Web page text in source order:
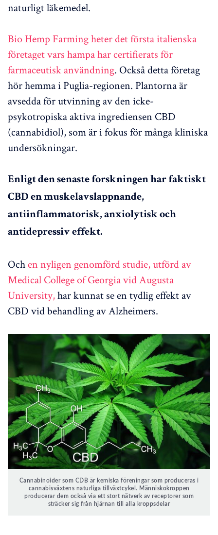
naturligt läkemedel.
Bio Hemp Farming heter det första italienska
företaget vars hampa har certifierats för
farmaceutisk användning. Också detta företag
hör hemma i Puglia-regionen. Plantorna är
avsedda för utvinning av den icke-
psykotropiska aktiva ingrediensen CBD
(cannabidiol), som är i fokus för många kliniska
undersökningar.
Enligt den senaste forskningen har faktiskt
CBD en muskelavslappnande,
antiinflammatorisk, anxiolytisk och
antidepressiv effekt.
Ochen nyligen genomförd studie, utförd av
Medical College of Georgia vid Augusta
University,har kunnat se en tydlig effekt av
CBD vid behandling av Alzheimers.
Cannabinoider som CDB är kemiska föreningar som produceras i
cannabisväxtens naturliga tillväxtcykel. Människokroppen
producerar dem också via ett stort nätverk av receptorer som
sträcker sig från hjärnan till alla kroppsdelar